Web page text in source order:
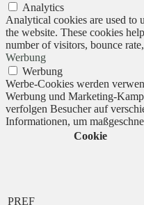
Analytics
Analytical cookies are used to
the website. These cookies
number of visitors, bounce
Werbung
Werbung
Werbe-Cookies werden
Werbung und Marketing-
verfolgen Besucher auf
Informationen, um
Cookie
PREF